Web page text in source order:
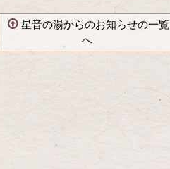
星音の湯からのお知らせの一覧
へ